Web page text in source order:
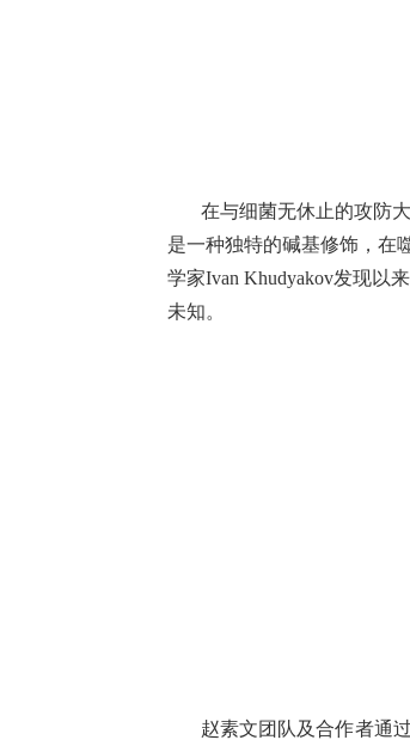
在与细菌无休止的攻防
是一种独特的碱基修饰，在
学家Ivan Khudyakov发现以
未知。
赵素文团队及合作者通